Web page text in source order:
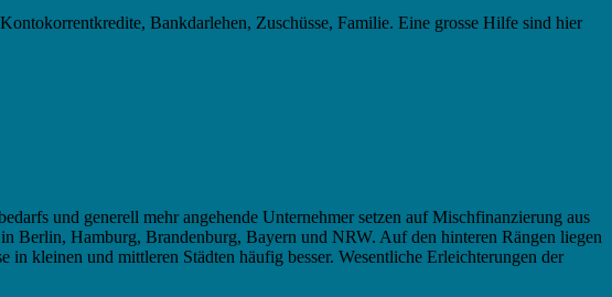
Bankdarlehen, Zuschüsse, Familie. Eine grosse Hilfe sind hier
und generell mehr angehende Unternehmer setzen auf Mischfinanzierung aus
Berlin, Hamburg, Brandenburg, Bayern und NRW. Auf den hinteren Rängen liegen
kleinen und mittleren Städten häufig besser. Wesentliche Erleichterungen der